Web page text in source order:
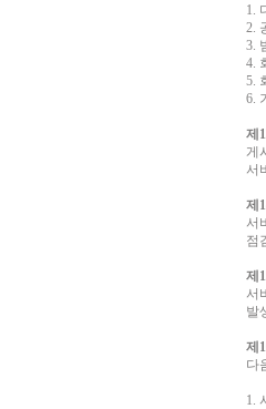
1.
2.
3.
4.
5.
6.
제
게
서
제
서
점
제
서
발
제
다
1.